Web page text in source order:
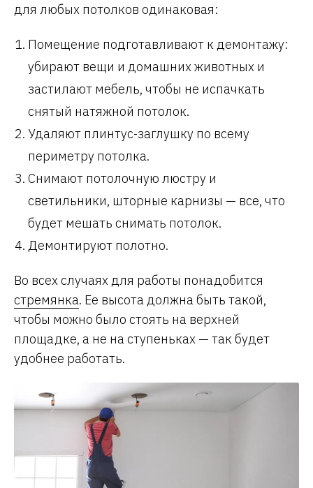
для любых потолков одинаковая:
Помещение подготавливают к демонтажу:
убирают вещи и домашних животных и
застилают мебель, чтобы не испачкать
снятый натяжной потолок.
Удаляют плинтус-заглушку по всему
периметру потолка.
Снимают потолочную люстру и
светильники, шторные карнизы — все, что
будет мешать снимать потолок.
Демонтируют полотно.
Во всех случаях для работы понадобится
стремянка. Ее высота должна быть такой,
чтобы можно было стоять на верхней
площадке, а не на ступеньках — так будет
удобнее работать.